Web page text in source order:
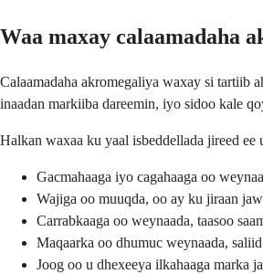
Waa maxay calaamadaha
Calaamadaha akromegaliya waxay si tartiib
inaadan markiiba dareemin, iyo sidoo kale
Halkan waxaa ku yaal isbeddellada jireed ee
Gacmahaaga iyo cagahaaga oo
Wajiga oo muuqda, oo ay ku jiraan
Carrabkaaga oo weynaada, taasoo
Maqaarka oo dhumuc weynaada,
Joog oo u dhexeeya ilkahaaga marka